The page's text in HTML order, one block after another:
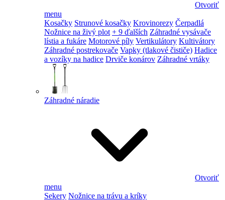
Otvoriť
menu
Kosačky Strunové kosačky Krovinorezy Čerpadlá
Nožnice na živý plot + 9 ďalších Záhradné vysávače
lístia a fukáre Motorové píly Vertikulátory Kultivátory
Záhradné postrekovače Vapky (tlakové čističe) Hadice
a vozíky na hadice Drviče konárov Záhradné vrtáky
Záhradné náradie
Otvoriť
menu
Sekery Nožnice na trávu a kríky